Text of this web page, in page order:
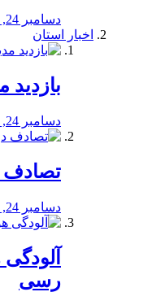
دسامبر 24, 2019
اخبار استان
دسامبر 24, 2019
تصادف
دسامبر 24, 2019
رسی